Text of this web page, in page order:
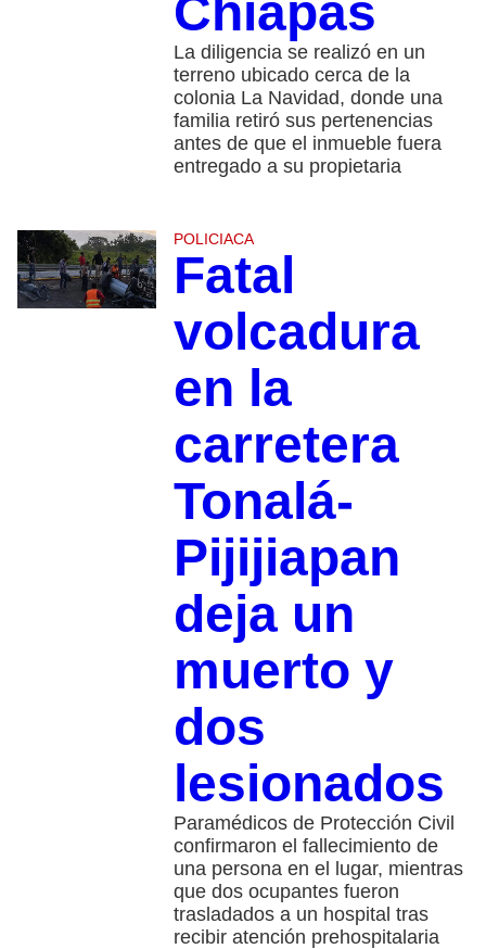
Chiapas
La diligencia se realizó en un
terreno ubicado cerca de la
colonia La Navidad, donde una
familia retiró sus pertenencias
antes de que el inmueble fuera
entregado a su propietaria
POLICIACA
Fatal
volcadura
en la
carretera
Tonalá-
Pijijiapan
deja un
muerto y
dos
lesionados
Paramédicos de Protección Civil
confirmaron el fallecimiento de
una persona en el lugar, mientras
que dos ocupantes fueron
trasladados a un hospital tras
recibir atención prehospitalaria